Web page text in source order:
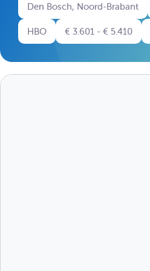
Den Bosch, Noord-Brabant
HBO € 3.601 - € 5.410